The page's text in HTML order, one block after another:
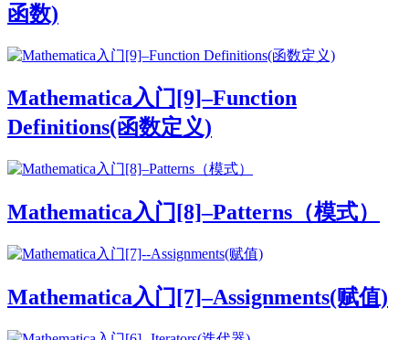
函数)
Mathematica入门[9]–Function
Definitions(函数定义)
Mathematica入门[8]–Patterns（模式）
Mathematica入门[7]–Assignments(赋值)